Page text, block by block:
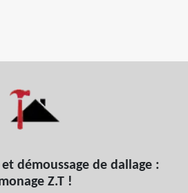
démoussage de dallage :
Z.T !